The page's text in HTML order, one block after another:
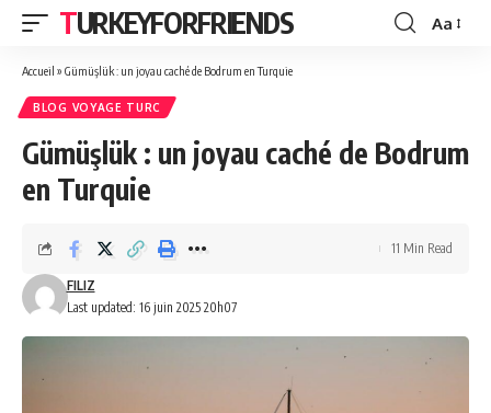
TURKEYFORFRIENDS
Font
Aa
Accueil » Gümüşlük : un joyau caché de Bodrum en Turquie
BLOG VOYAGE TURC
Gümüşlük : un joyau caché de Bodrum
en Turquie
Last updated: 16 juin 2025 20h07
FILIZ
11 Min Read